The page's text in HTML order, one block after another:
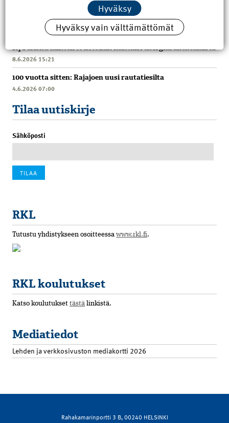
Uusimmat
Kyberisku kiinteistötietoihin haittaisi energiarakentamista
8.6.2026 15:21
100 vuotta sitten: Rajajoen uusi rautatiesilta
4.6.2026 07:00
Tilaa uutiskirje
Sähköposti
RKL
Tutustu yhdistykseen osoitteessa www.rkl.fi.
RKL koulutukset
Katso koulutukset tästä linkistä.
Mediatiedot
Lehden ja verkkosivuston mediakortti 2026
Rahakamarinportti 3 B, 00240 HELSINKI
Hyväksy
Hyväksy vain välttämättömät